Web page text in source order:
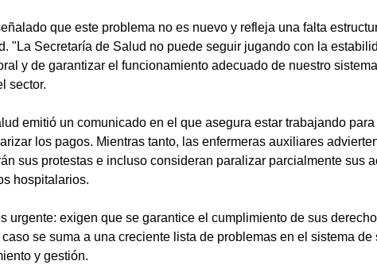
que este problema no es nuevo y refleja una falta
"La Secretaría de Salud no puede seguir jugando con la
y de garantizar el funcionamiento adecuado de nuestro
sector.
emitió un comunicado en el que asegura estar trabajando
los pagos. Mientras tanto, las enfermeras auxiliares
sus protestas e incluso consideran paralizar parcialmente sus
hospitalarios.
urgente: exigen que se garantice el cumplimiento de sus
se suma a una creciente lista de problemas en el sistema
y gestión.